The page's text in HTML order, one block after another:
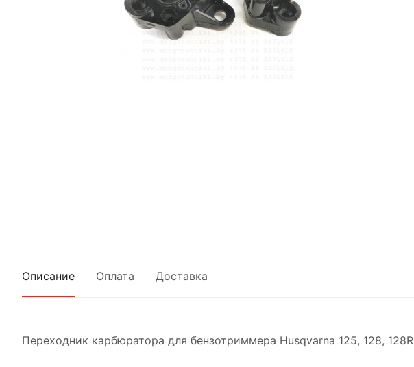
Описание Оплата Доставка
Переходник карбюратора для бензотриммера Husqvarna 125, 128, 128R